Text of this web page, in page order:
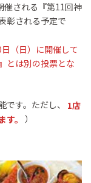
催される『第11回神
彰される予定で
（日）に開催して
とは別の投票とな
です。ただし、
1店
。 ）